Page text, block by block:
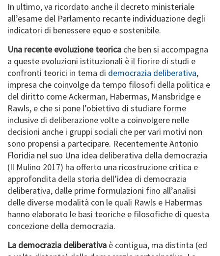
In ultimo, va ricordato anche il decreto ministeriale
all’esame del Parlamento recante individuazione degli
indicatori di benessere equo e sostenibile.
Una recente evoluzione teorica che ben si accompagna
a queste evoluzioni istituzionali è il fiorire di studi e
confronti teorici in tema di democrazia deliberativa,
impresa che coinvolge da tempo filosofi della politica e
del diritto come Ackerman, Habermas, Mansbridge e
Rawls, e che si pone l’obiettivo di studiare forme
inclusive di deliberazione volte a coinvolgere nelle
decisioni anche i gruppi sociali che per vari motivi non
sono propensi a partecipare. Recentemente Antonio
Floridia nel suo Una idea deliberativa della democrazia
(Il Mulino 2017) ha offerto una ricostruzione critica e
approfondita della storia dell’idea di democrazia
deliberativa, dalle prime formulazioni fino all’analisi
delle diverse modalità con le quali Rawls e Habermas
hanno elaborato le basi teoriche e filosofiche di questa
concezione della democrazia.
La democrazia deliberativa è contigua, ma distinta (ed